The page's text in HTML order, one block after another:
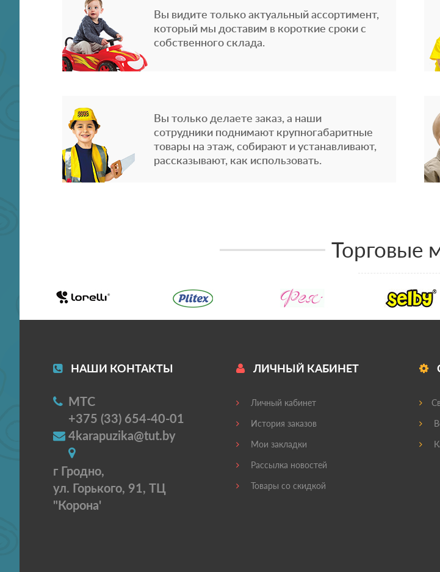
Вы видите только актуальный ассортимент,
который мы доставим в короткие сроки с
собственного склада.
Вы только делаете заказ, а наши
сотрудники поднимают крупногабаритные
товары на этаж, собирают и устанавливают,
рассказывают, как использовать.
Торговые
НАШИ КОНТАКТЫ
МТС
+375 (33) 654-40-01
4karapuzika@tut.by
г Гродно,
ул. Горького, 91, ТЦ
"Корона'
ЛИЧНЫЙ КАБИНЕТ
Личный кабинет
История заказов
Мои закладки
Рассылка новостей
Товары со скидкой